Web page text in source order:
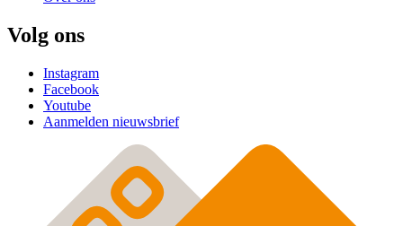
Volg ons
Instagram
Facebook
Youtube
Aanmelden nieuwsbrief